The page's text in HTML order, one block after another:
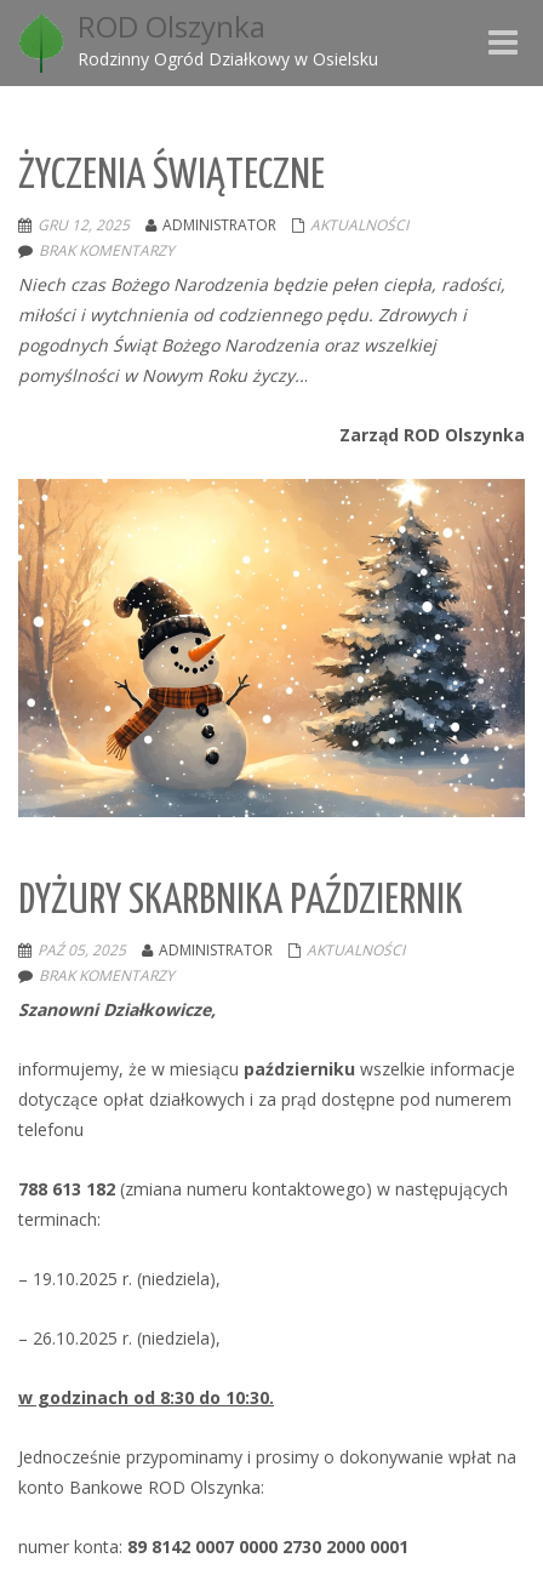
ROD Olszynka
Rodzinny Ogród Działkowy w Osielsku
Toggle
ŻYCZENIA ŚWIĄTECZNE
GRU 12, 2025 ADMINISTRATOR
AKTUALNOŚCI
BRAK KOMENTARZY
Niech czas Bożego Narodzenia będzie pełen ciepła, radości,
miłości i wytchnienia od codziennego pędu. Zdrowych i
pogodnych Świąt Bożego Narodzenia oraz wszelkiej
pomyślności w Nowym Roku życzy...
Zarząd ROD Olszynka
DYŻURY SKARBNIKA PAŹDZIERNIK
PAŹ 05, 2025 ADMINISTRATOR
AKTUALNOŚCI
BRAK KOMENTARZY
Szanowni Działkowicze,
informujemy, że w miesiącu październiku wszelkie informacje
dotyczące opłat działkowych i za prąd dostępne pod numerem
telefonu
788 613 182 (zmiana numeru kontaktowego) w następujących
terminach:
– 19.10.2025 r. (niedziela),
– 26.10.2025 r. (niedziela),
w godzinach od 8:30 do 10:30.
Jednocześnie przypominamy i prosimy o dokonywanie wpłat na
konto Bankowe ROD Olszynka:
numer konta: 89 8142 0007 0000 2730 2000 0001